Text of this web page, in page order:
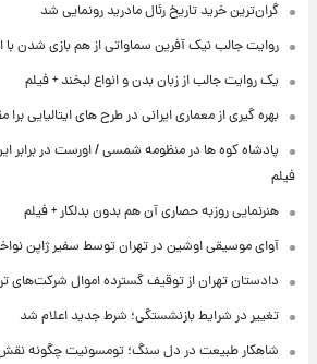
گران‌ترین خرید تاریخ رئال مادرید رونمایی شد
روایت جالب نیک آفرین سماواتی از هم بازی شدن با
یک روایت جالب از زبان بدن و انواع لبخند + فیلم
بهره گیری از معماری ایرانی در طرح های ایتالیایی برا
پادشاه کوه ها در منظومه شمسی / اورست در
فیلم
هنرنمایی روزبه حصاری آن هم بدون بدلکار + فیلم
آوای موسیقی اوشین در تهران توسط سفیر ژاپن
دادستان تهران از توقیف گسترده اموال شرکت‌های
تغییر در شرایط بازنشستگی؛ شرط جدید اعلام شد
شاهکار طبیعت در دل سنگ؛ تومسونیت چگونه